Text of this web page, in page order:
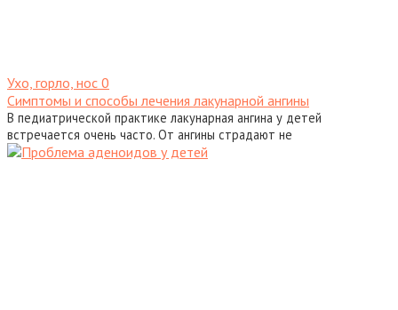
Ухо, горло, нос 0
Симптомы и способы лечения лакунарной ангины
В педиатрической практике лакунарная ангина у детей
встречается очень часто. От ангины страдают не